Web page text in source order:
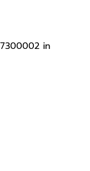
in